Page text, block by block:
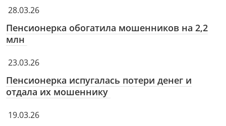
28.03.26
Пенсионерка обогатила мошенников на 2,2
млн
23.03.26
Пенсионерка испугалась потери денег и
отдала их мошеннику
19.03.26